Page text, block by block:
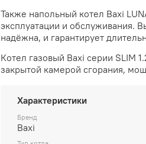
Также напольный котел Baxi
эксплуатации и обслуживания.
надёжна, и гарантирует
Котел газовый Baxi серии SLIM
закрытой камерой сгорания,
Характеристики
Бренд
Baxi